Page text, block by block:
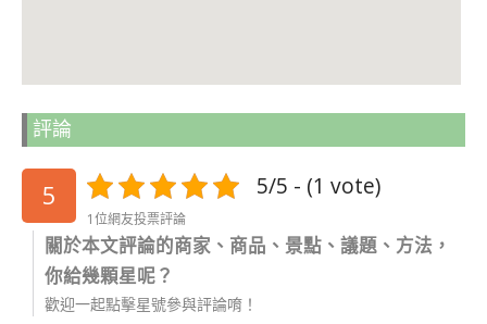
評論
5 5/5 - (1 vote)
1位網友投票評論
關於本文評論的商家、商品、景點、議題、方法，
你給幾顆星呢？
歡迎一起點擊星號參與評論唷！